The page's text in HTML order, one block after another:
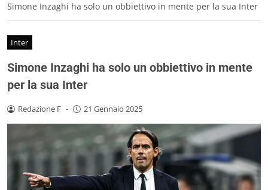
Simone Inzaghi ha solo un obbiettivo in mente per la sua Inter
Inter
Simone Inzaghi ha solo un obbiettivo in mente
per la sua Inter
Redazione F - 21 Gennaio 2025